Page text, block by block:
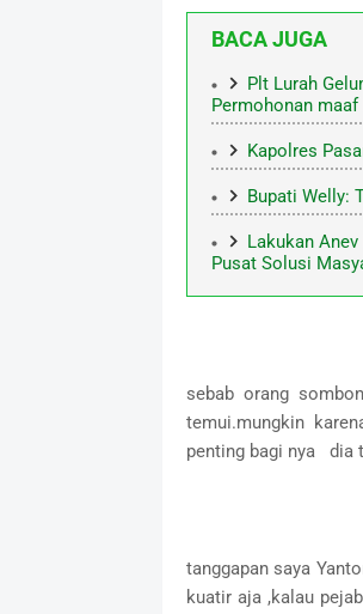
BACA JUGA
‎Plt Lurah
Permohonan
Kapolres
Bupati Welly:
Lakukan
Pusat Solusi
sebab orang
temui.mungkin
penting bagi nya dia
tanggapan saya
kuatir aja ,kalau